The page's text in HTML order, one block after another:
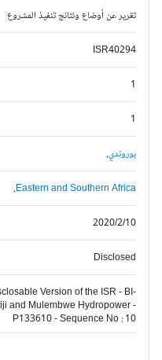
تقرير عن أوضاع ونتائج تنفيذ المشروع
ISR40294
بوروندي,
Eastern and Southern Africa,
2020/2/10
Disclosed
Disclosable Version of the ISR - BI-
Jiji and Mulembwe Hydropower -
P133610 - Sequence No : 10